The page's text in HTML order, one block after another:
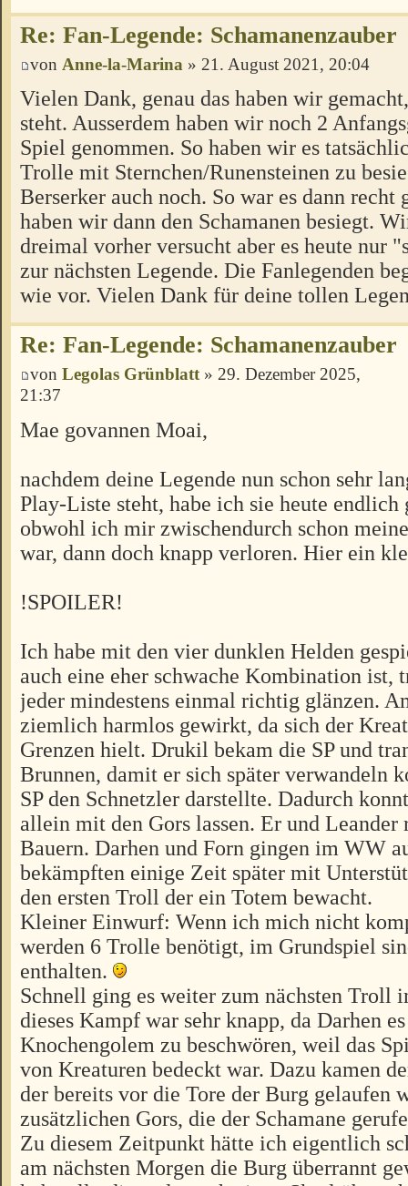
Re: Fan-Legende: Schamanenzauber
von Anne-la-Marina » 21. August 2021, 20:04
Vielen Dank, genau das haben wir
steht. Ausserdem haben wir noch 2
Spiel genommen. So haben wir es
Trolle mit Sternchen/Runensteinen zu
Berserker auch noch. So war es dann
haben wir dann den Schamanen besiegt.
dreimal vorher versucht aber es heute nur
zur nächsten Legende. Die Fanlegenden
wie vor. Vielen Dank für deine tollen
Re: Fan-Legende: Schamanenzauber
von Legolas Grünblatt» 29. Dezember 2025,
21:37
Mae govannen Moai,
nachdem deine Legende nun schon sehr
Play-Liste steht, habe ich sie heute endlich
obwohl ich mir zwischendurch schon
war, dann doch knapp verloren. Hier ein
!SPOILER!
Ich habe mit den vier dunklen Helden
auch eine eher schwache Kombination ist,
jeder mindestens einmal richtig glänzen.
ziemlich harmlos gewirkt, da sich der
Grenzen hielt. Drukil bekam die SP und
Brunnen, damit er sich später verwandeln
SP den Schnetzler darstellte. Dadurch
allein mit den Gors lassen. Er und Leander
Bauern. Darhen und Forn gingen im WW
bekämpften einige Zeit später mit
den ersten Troll der ein Totem bewacht.
Kleiner Einwurf: Wenn ich mich nicht
werden 6 Trolle benötigt, im Grundspiel
enthalten.
Schnell ging es weiter zum nächsten Troll
dieses Kampf war sehr knapp, da Darhen
Knochengolem zu beschwören, weil das
von Kreaturen bedeckt war. Dazu kamen
der bereits vor die Tore der Burg gelaufen
zusätzlichen Gors, die der Schamane
Zu diesem Zeitpunkt hätte ich eigentlich
am nächsten Morgen die Burg überrannt